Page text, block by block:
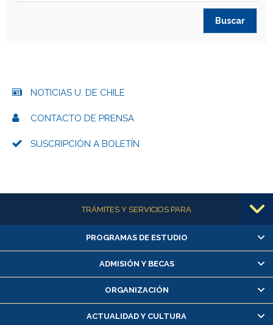
NOTICIAS U. DE CHILE
CONTACTO DE PRENSA
SUSCRIPCIÓN A BOLETÍN
Más informaciónTRÁMITES Y SERVICIOS PARA
Alumnas/os y exalumnas/os
Matrícula en línea
Inscripción y cambio de asignaturas
Consulta y certificado de notas
PROGRAMAS DE ESTUDIO
ADMISIÓN Y BECAS
ORGANIZACIÓN
ACTUALIDAD Y CULTURA